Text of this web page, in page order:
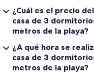
¿Cuál es el precio
casa de 3
metros de la playa?
¿A qué hora se
casa de 3
metros de la playa?